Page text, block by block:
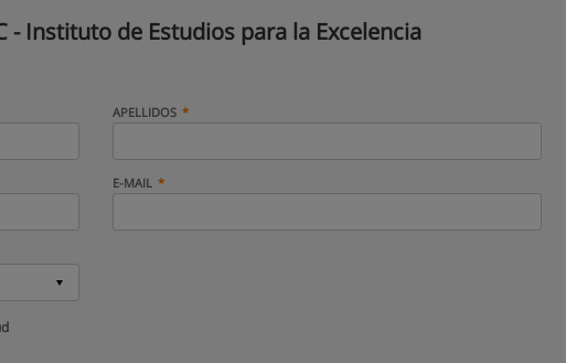
- Instituto de Estudios para la Excelencia
APELLIDOS
E-MAIL